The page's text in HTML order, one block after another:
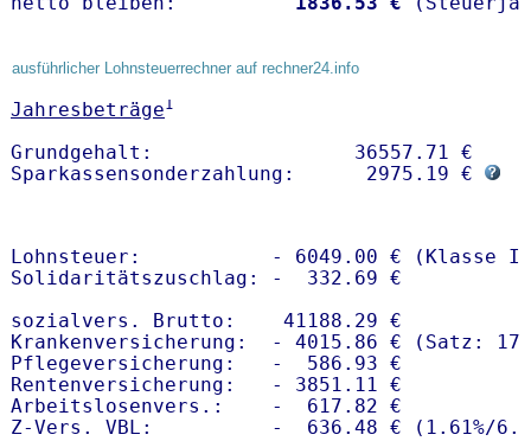
ausführlicher Lohnsteuerrechner auf rechner24.info
Jahresbeträge1
Grundgehalt:                 36557.71 €
Sparkassensonderzahlung:      2975.19 €
Lohnsteuer:           - 6049.00 € (Klasse I)
Solidaritätszuschlag: -  332.69 €
sozialvers. Brutto:    41188.29 €
Krankenversicherung:  - 4015.86 € (Satz:
Pflegeversicherung:   -  586.93 €
Rentenversicherung:   - 3851.11 €
Arbeitslosenvers.:    -  617.82 €
Z-Vers. VBL:          -  636.48 € ( 1.61%/